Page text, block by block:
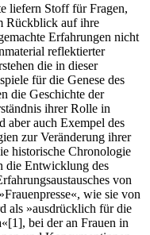
liefern Stoff für Fragen,
Rückblick auf ihre
Erfahrungen nicht
reflektierter
die in dieser
für die Genese des
die Geschichte der
ihrer Rolle in
aber auch Exempel des
zur Veränderung ihrer
historische Chronologie
die Entwicklung des
von
wie sie von
als »ausdrücklich für die
[1], bei der an Frauen in